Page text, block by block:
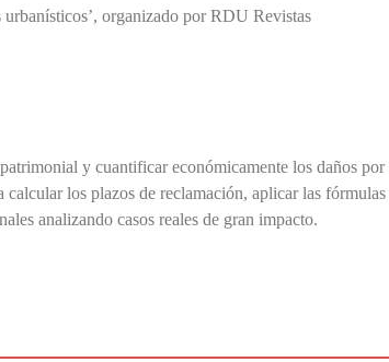
organizado por RDU Revistas
y cuantificar económicamente los daños por
los plazos de reclamación, aplicar las fórmulas
analizando casos reales de gran impacto.